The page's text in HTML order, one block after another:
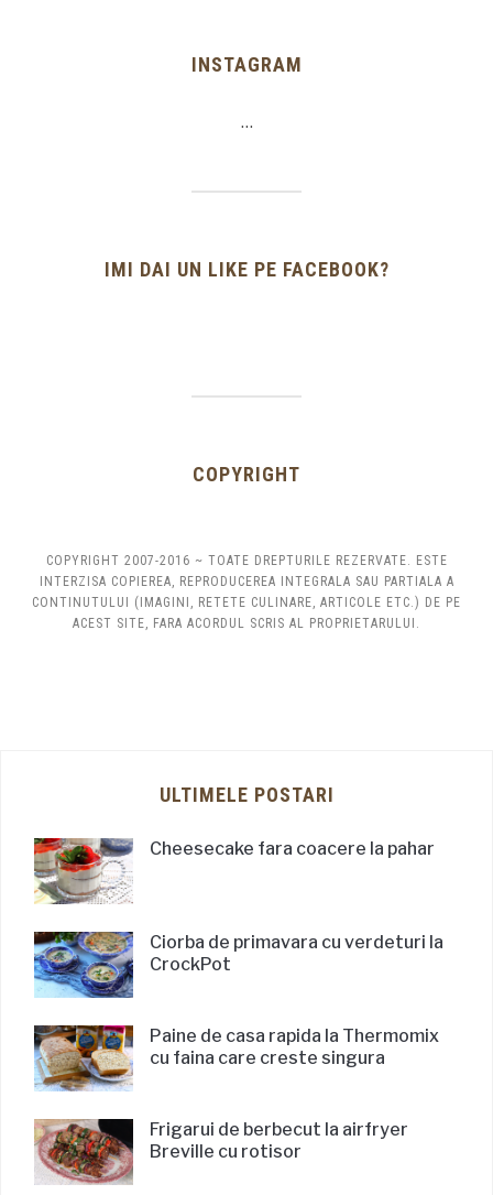
INSTAGRAM
…
IMI DAI UN LIKE PE FACEBOOK?
COPYRIGHT
COPYRIGHT 2007-2016 ~ TOATE DREPTURILE REZERVATE. ESTE
INTERZISA COPIEREA, REPRODUCEREA INTEGRALA SAU PARTIALA A
CONTINUTULUI (IMAGINI, RETETE CULINARE, ARTICOLE ETC.) DE PE
ACEST SITE, FARA ACORDUL SCRIS AL PROPRIETARULUI.
ULTIMELE POSTARI
Cheesecake fara coacere la pahar
Ciorba de primavara cu verdeturi la
CrockPot
Paine de casa rapida la Thermomix
cu faina care creste singura
Frigarui de berbecut la airfryer
Breville cu rotisor